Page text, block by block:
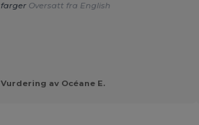
farger Oversatt fra English
Vurdering av Océane E.